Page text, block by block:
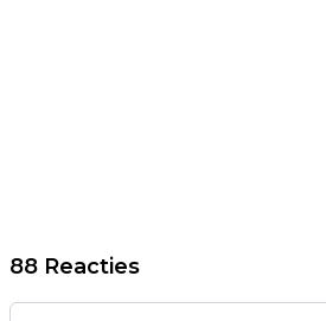
88 Reacties